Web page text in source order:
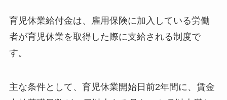
育児休業給付金は、雇用保険に加入している労働
者が育児休業を取得した際に支給される制度で
す。
主な条件として、育児休業開始日前2年間に、賃金